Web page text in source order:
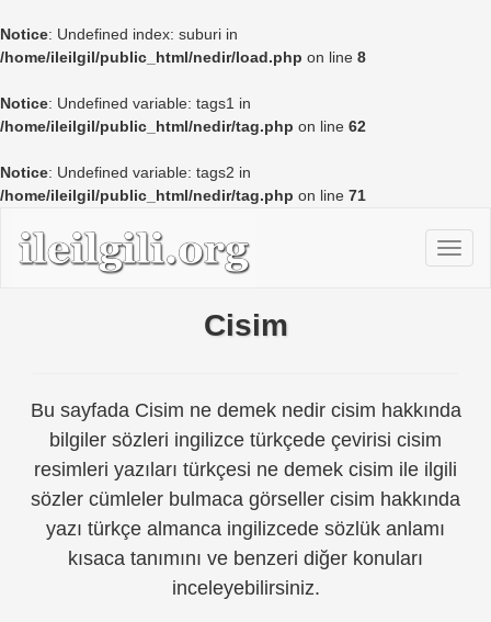
Notice: Undefined index: suburi in
/home/ileilgil/public_html/nedir/load.php on line 8
Notice: Undefined variable: tags1 in
/home/ileilgil/public_html/nedir/tag.php on line 62
Notice: Undefined variable: tags2 in
/home/ileilgil/public_html/nedir/tag.php on line 71
Cisim
Bu sayfada Cisim ne demek nedir cisim hakkında
bilgiler sözleri ingilizce türkçede çevirisi cisim
resimleri yazıları türkçesi ne demek cisim ile ilgili
sözler cümleler bulmaca görseller cisim hakkında
yazı türkçe almanca ingilizcede sözlük anlamı
kısaca tanımını ve benzeri diğer konuları
inceleyebilirsiniz.